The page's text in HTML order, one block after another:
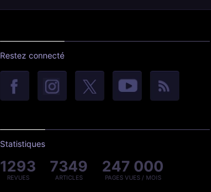
Restez connecté
Statistiques
1293
REVUES
7349
ARTICLES
247 000
PAGES VUES / MOIS